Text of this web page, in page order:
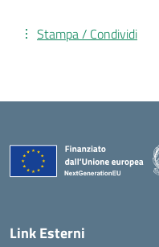
Stampa / Condividi
Link Esterni